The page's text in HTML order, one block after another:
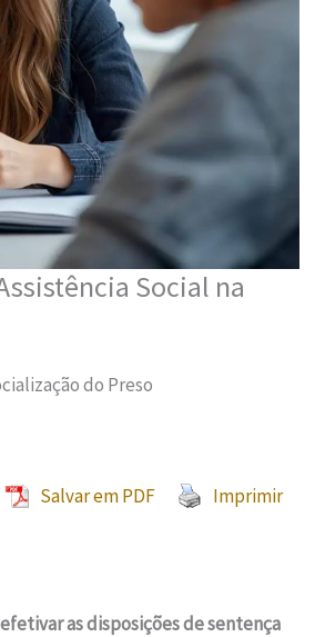
Social na
do Preso
Salvar em PDF Imprimir
efetivar as disposições de sentença